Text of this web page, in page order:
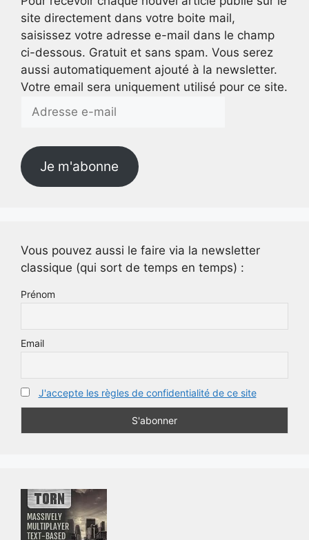
site directement dans votre boite mail,
saisissez votre adresse e-mail dans le champ
ci-dessous. Gratuit et sans spam. Vous serez
aussi automatiquement ajouté à la newsletter.
Votre email sera uniquement utilisé pour ce site.
Adresse
Je m'abonne
Vous pouvez aussi le faire via la newsletter
classique (qui sort de temps en temps) :
Prénom
Email
J'accepte les règles de confidentialité de ce site